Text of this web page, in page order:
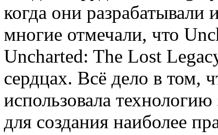
когда они
многие отмечали, что
Uncharted: The Lost
сердцах. Всё дело в том,
использовала
для создания наиболее